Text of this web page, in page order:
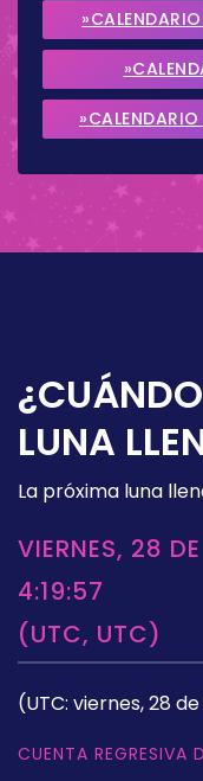
»CALENDARIO
LUNA
La próxima luna
VIERNES, 28
4:19:57
(UTC, UTC)
(UTC: viernes, 28
CUENTA REGRESIVA